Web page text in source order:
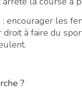
: encourager les
à faire du
?